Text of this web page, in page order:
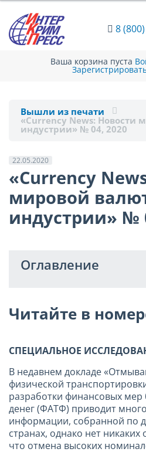
8
Ваша корзина пуста
Вышли из печати
«Currency News: Новости
индустрии» № 04, 2020
22.05.2020
«Currency
мировой
индустрии» №
Оглавление
Читайте в
СПЕЦИАЛЬНОЕ
В недавнем докладе
физической
разработки финансовых
денег (ФАТФ) приводит
информации, собранной по
странах, однако нет никаких
что отмена высоких